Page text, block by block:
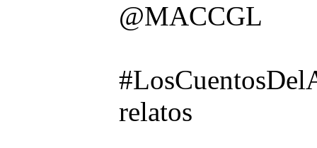
@MACCGL
relatos